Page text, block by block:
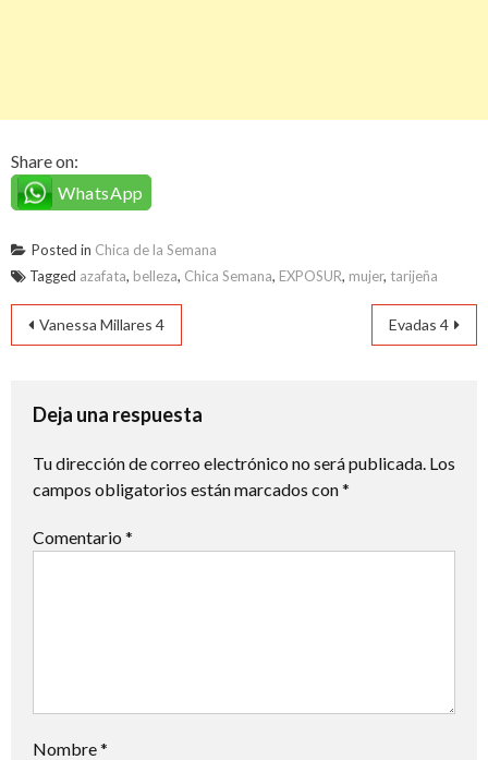
Share on:
WhatsApp
Posted in Chica de la Semana
Tagged azafata, belleza, Chica Semana, EXPOSUR, mujer, tarijeña
Navegación
entradas
Vanessa Millares 4 Evadas 4
Deja una respuesta
Tu dirección de correo electrónico no será publicada. Los
campos obligatorios están marcados con*
Comentario *
Nombre*